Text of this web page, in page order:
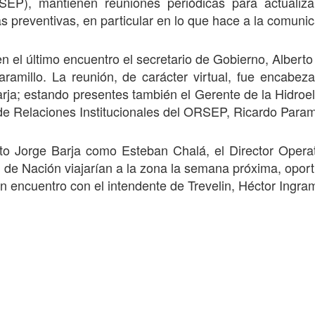
preventivas, en particular en lo que hace a la
el último encuentro el secretario de Gobierno,
La reunión, de carácter virtual, fue
estando presentes también el Gerente de la
Relaciones Institucionales del ORSEP, Ricardo
Jorge Barja como Esteban Chalá, el Director
Nación viajarían a la zona la semana próxima,
encuentro con el intendente de Trevelin, Héctor